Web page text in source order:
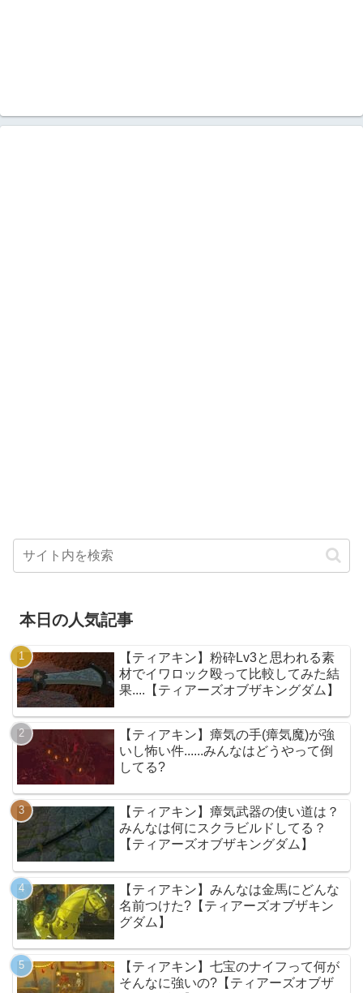
本日の人気記事
【ティアキン】粉砕Lv3と思われる素
材でイワロック殴って比較してみた結
果....【ティアーズオブザキングダム】
【ティアキン】瘴気の手(瘴気魔)が強
いし怖い件......みんなはどうやって倒
してる?
【ティアキン】瘴気武器の使い道は？
みんなは何にスクラビルドしてる？
【ティアーズオブザキングダム】
【ティアキン】みんなは金馬にどんな
名前つけた?【ティアーズオブザキン
グダム】
【ティアキン】七宝のナイフって何が
そんなに強いの?【ティアーズオブザ